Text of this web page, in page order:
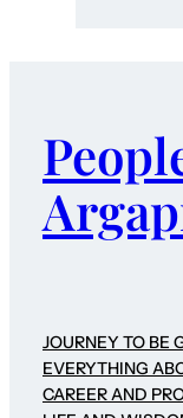
JOURNEY TO BE
EVERYTHING
CAREER AND